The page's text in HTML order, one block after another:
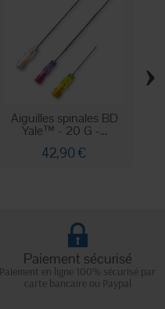
Aiguilles spinales BD
Yale™ - 20 G -...
42,90 €
›
Paiement sécurisé
Paiement en ligne 100% sécurisé par
carte bancaire ou Paypal